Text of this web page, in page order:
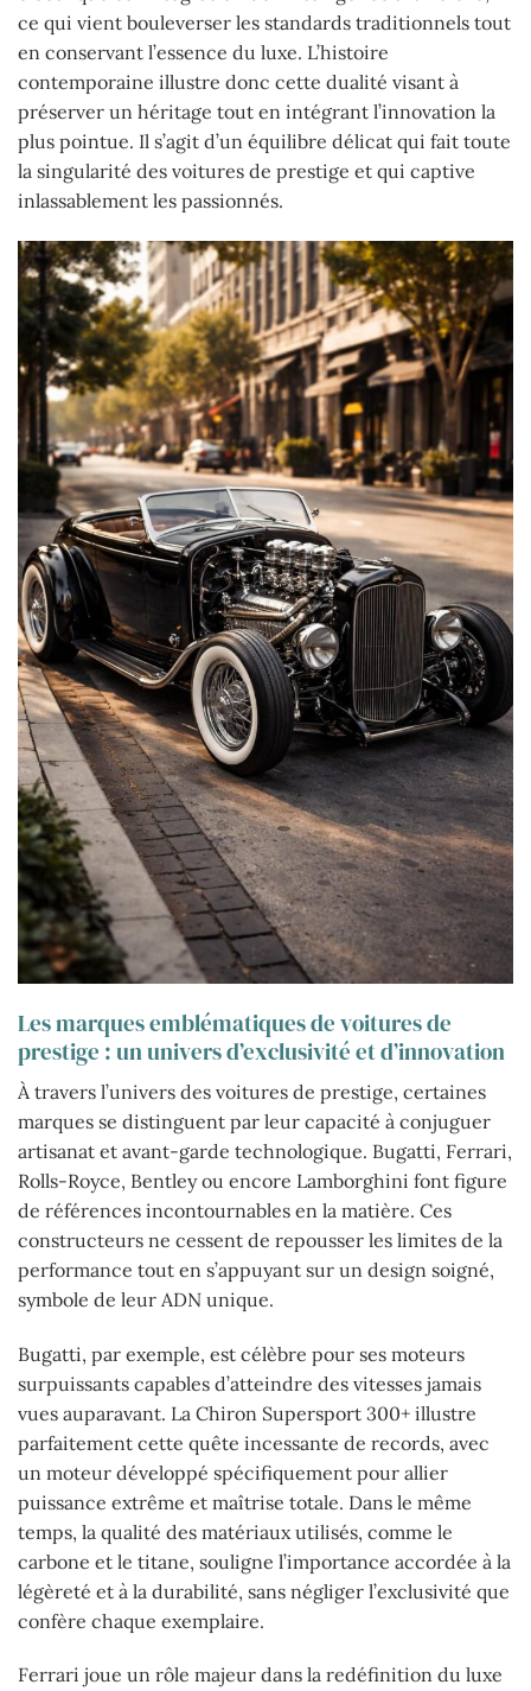
ce qui vient bouleverser les standards traditionnels tout
en conservant l’essence du luxe. L’histoire
contemporaine illustre donc cette dualité visant à
préserver un héritage tout en intégrant l’innovation la
plus pointue. Il s’agit d’un équilibre délicat qui fait toute
la singularité des voitures de prestige et qui captive
inlassablement les passionnés.
Les marques emblématiques de voitures de
prestige : un univers d’exclusivité et d’innovation
À travers l’univers des voitures de prestige, certaines
marques se distinguent par leur capacité à conjuguer
artisanat et avant-garde technologique. Bugatti, Ferrari,
Rolls-Royce, Bentley ou encore Lamborghini font figure
de références incontournables en la matière. Ces
constructeurs ne cessent de repousser les limites de la
performance tout en s’appuyant sur un design soigné,
symbole de leur ADN unique.
Bugatti, par exemple, est célèbre pour ses moteurs
surpuissants capables d’atteindre des vitesses jamais
vues auparavant. La Chiron Supersport 300+ illustre
parfaitement cette quête incessante de records, avec
un moteur développé spécifiquement pour allier
puissance extrême et maîtrise totale. Dans le même
temps, la qualité des matériaux utilisés, comme le
carbone et le titane, souligne l’importance accordée à la
légèreté et à la durabilité, sans négliger l’exclusivité que
confère chaque exemplaire.
Ferrari joue un rôle majeur dans la redéfinition du luxe